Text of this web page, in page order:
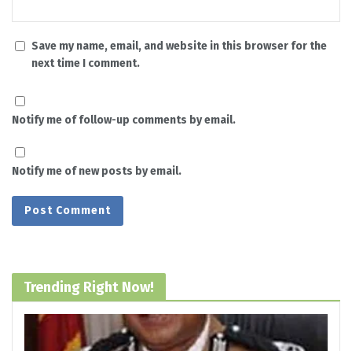
Save my name, email, and website in this browser for the
next time I comment.
Notify me of follow-up comments by email.
Notify me of new posts by email.
Trending Right Now!